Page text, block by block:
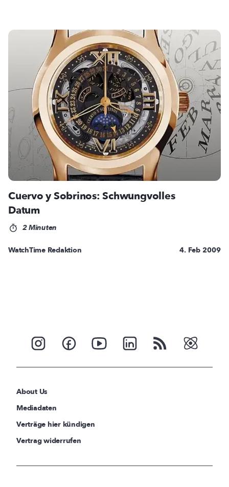
Cuervo y Sobrinos: Schwungvolles
Datum
2 Minuten
WatchTime Redaktion 4. Feb 2009
About Us
Mediadaten
Verträge hier kündigen
Vertrag widerrufen